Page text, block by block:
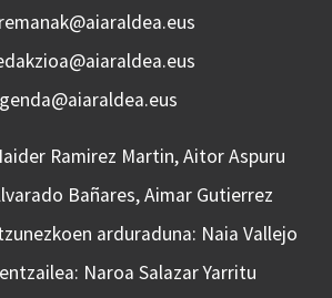
Ramirez Martin, Aitor Aspuru
Bañares, Aimar Gutierrez
arduraduna: Naia Vallejo
Naroa Salazar Yarritu